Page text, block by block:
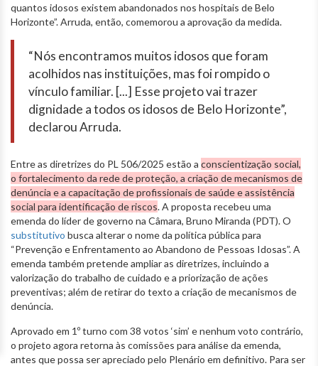
quantos idosos existem abandonados nos hospitais de Belo
Horizonte”. Arruda, então, comemorou a aprovação da medida.
“Nós encontramos muitos idosos que foram
acolhidos nas instituições, mas foi rompido o
vínculo familiar. [...] Esse projeto vai trazer
dignidade a todos os idosos de Belo Horizonte”,
declarou Arruda.
Entre as diretrizes do PL 506/2025 estão a conscientização social,
o fortalecimento da rede de proteção, a criação de mecanismos de
denúncia e a capacitação de profissionais de saúde e assistência
social para identificação de riscos. A proposta recebeu uma
emenda do líder de governo na Câmara, Bruno Miranda (PDT). O
substitutivo busca alterar o nome da política pública para
“Prevenção e Enfrentamento ao Abandono de Pessoas Idosas”. A
emenda também pretende ampliar as diretrizes, incluindo a
valorização do trabalho de cuidado e a priorização de ações
preventivas; além de retirar do texto a criação de mecanismos de
denúncia.
Aprovado em 1º turno com 38 votos ‘sim’ e nenhum voto contrário,
o projeto agora retorna às comissões para análise da emenda,
antes que possa ser apreciado pelo Plenário em definitivo. Para ser